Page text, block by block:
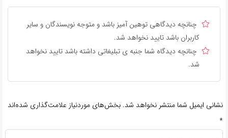
چنانچه دیدگاهی توهین آمیز باشد و متوجه نویسندگان و سایر
کاربران باشد تایید نخواهد شد.
چنانچه دیدگاه شما جنبه ی تبلیغاتی داشته باشد تایید نخواهد
شد.
نشانی ایمیل شما منتشر نخواهد شد. بخش‌های موردنیاز علامت‌گذاری شده‌اند
*